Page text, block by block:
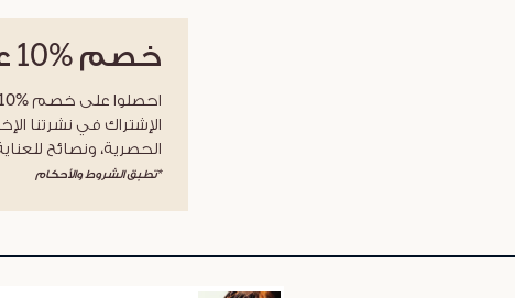
خصم %10
الإشتراك في نشرتنا
الحصرية، ونصائح
*تطبق الشروط والأحكام